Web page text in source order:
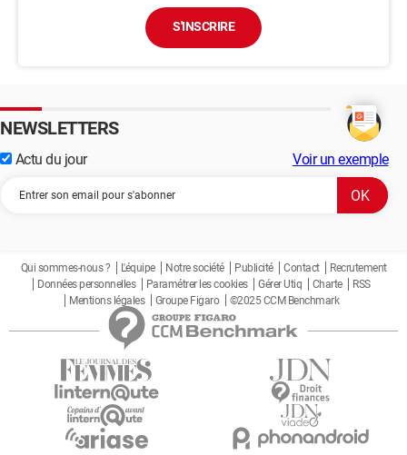
S'INSCRIRE
NEWSLETTERS
Actu du jour Voir un exemple
Qui sommes-nous ? L'équipe Notre société Publicité Contact
Recrutement
Données personnelles
Paramétrer les cookies Gérer Utiq Charte
RSS
Mentions légales
Groupe Figaro ©2025 CCM Benchmark